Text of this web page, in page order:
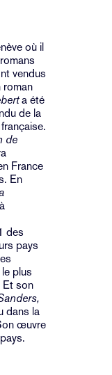
où il
vendus
roman
a été
de la
de
France
En
des
pays
plus
Et son
dans la
œuvre